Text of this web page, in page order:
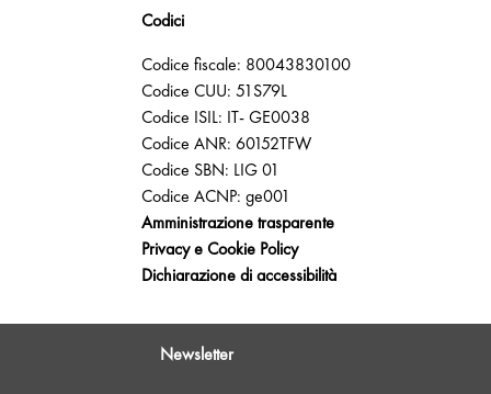
Codici
Codice fiscale: 80043830100
Codice CUU: 51S79L
Codice ISIL: IT- GE0038
Codice ANR: 60152TFW
Codice SBN: LIG 01
Codice ACNP: ge001
Amministrazione trasparente
Privacy e Cookie Policy
Dichiarazione di accessibilità
Newsletter